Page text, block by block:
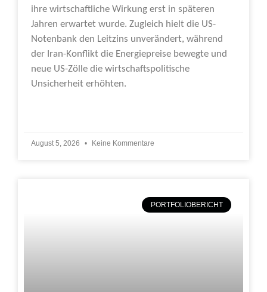
ihre wirtschaftliche Wirkung erst in späteren
Jahren erwartet wurde. Zugleich hielt die US-
Notenbank den Leitzins unverändert, während
der Iran-Konflikt die Energiepreise bewegte und
neue US-Zölle die wirtschaftspolitische
Unsicherheit erhöhten.
August 5, 2026 Keine Kommentare
PORTFOLIOBERICHT